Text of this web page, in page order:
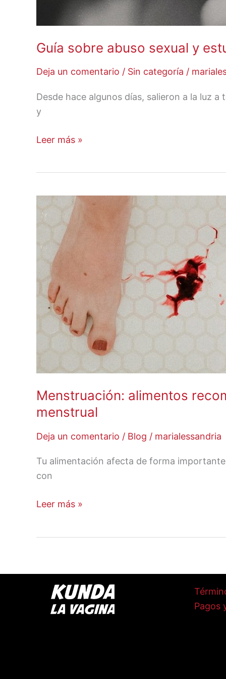
Guía sobre abuso sexual y
Deja un comentario / Sin categoría /
Desde hace algunos días, salieron a la luz
y
Leer más »
Menstruación: alimentos
menstrual
Deja un comentario / Blog / marialessandria
Tu alimentación afecta de forma
con
Menstruación:
alimentos
recomendados
elementos
de
gestión
menstrual
Leer más »
Pagos